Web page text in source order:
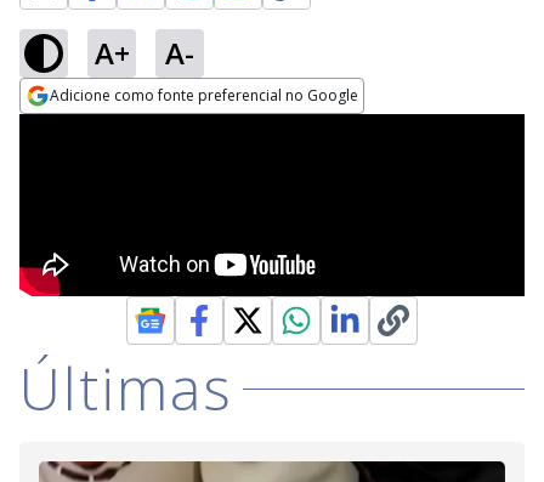
A+ A-
Adicione como fonte preferencial no Google
Últimas